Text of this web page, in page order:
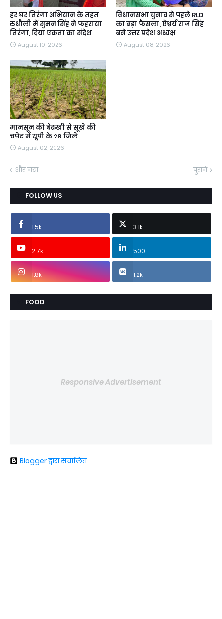
हर घर तिरंगा अभियान के तहत
रुधौली में सुमन सिंह ने फहराया
तिरंगा, दिया एकता का संदेश
August 10, 2026
विधानसभा चुनाव से पहले RLD
का बड़ा फैसला, ऐश्वर्य राज सिंह
बने उत्तर प्रदेश अध्यक्ष
August 08, 2026
मानसून की बेरुखी से सूखे की
चपेट में यूपी के 28 जिले
August 02, 2026
और नया पुराने
FOLLOW US
1.5k 3.1k
2.7k 500
1.8k 1.2k
FOOD
Responsive Advertisement
Blogger द्वारा संचालित